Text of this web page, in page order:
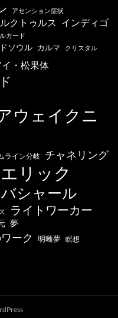
アセンション症状
クトゥルス インディゴ
カード
ソウル カルマ クリスタル
・松果体
ウェイクニ
ライン分岐 チャネリング
リック
バシャール
ライトワーカー
夢
ーク 明晰夢 瞑想